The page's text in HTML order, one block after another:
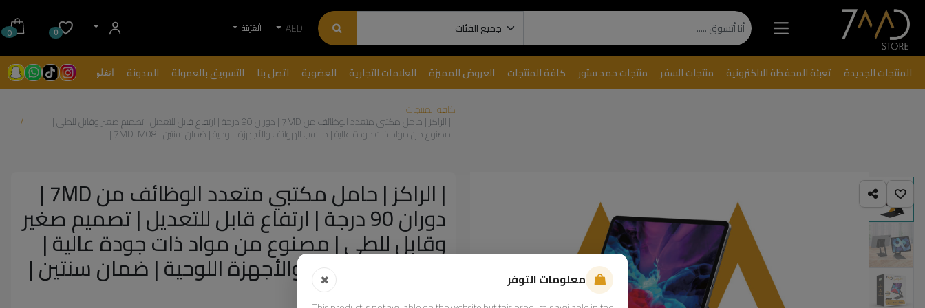
AED الْعَرَبيّة 0
0
المنتجات الجديدة تعبئة المحفظة الالكترونية منتجات السفر منتجات حمد ستور كافة المنتجات العروض المميزة العلامات التجارية العضوية اتصل بنا التسويق بالعمولة المدونة انفلونسرز
كافة المنتجات
| الراكز | حامل مكتبي متعدد الوظائف من 7MD | دوران 90 درجة | ارتفاع قابل للتعديل | تصميم صغير وقابل للطي |
مصنوع من مواد ذات جودة عالية | مناسب للهواتف والأجهزة اللوحية | ضمان سنتين | 7MD-M08 |
| الراكز | حامل مكتبي متعدد الوظائف من 7MD |
دوران 90 درجة | ارتفاع قابل للتعديل | تصميم صغير
وقابل للطي | مصنوع من مواد ذات جودة عالية |
مناسب للهواتف والأجهزة اللوحية | ضمان سنتين | معلومات التوفر